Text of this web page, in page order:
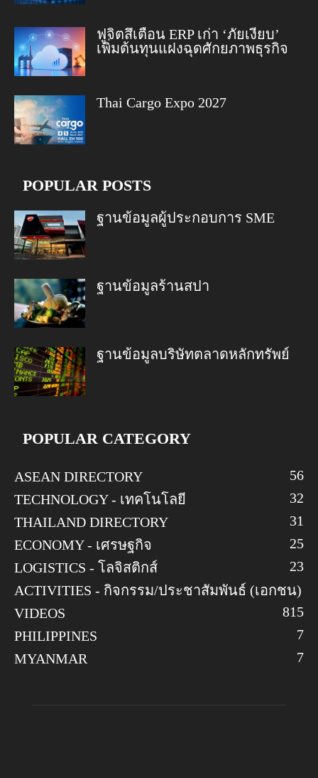
ฟูจิตสึเตือน ERP เก่า ‘ภัยเงียบ’
เพิ่มต้นทุนแฝงฉุดศักยภาพธุรกิจ
Thai Cargo Expo 2027
POPULAR POSTS
ฐานข้อมูลผู้ประกอบการ SME
ฐานข้อมูลร้านสปา
ฐานข้อมูลบริษัทตลาดหลักทรัพย์
POPULAR CATEGORY
ASEAN DIRECTORY
56
TECHNOLOGY - เทคโนโลยี
32
THAILAND DIRECTORY
31
ECONOMY - เศรษฐกิจ
25
LOGISTICS - โลจิสติกส์
23
ACTIVITIES - กิจกรรม/ประชาสัมพันธ์ (เอกชน)
15
VIDEOS
8
PHILIPPINES
7
MYANMAR
7